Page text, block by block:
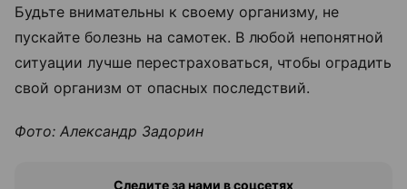
Будьте внимательны к своему организму, не
пускайте болезнь на самотек. В любой непонятной
ситуации лучше перестраховаться, чтобы оградить
свой организм от опасных последствий.
Фото: Александр Задорин
Следите за нами в соцсетях